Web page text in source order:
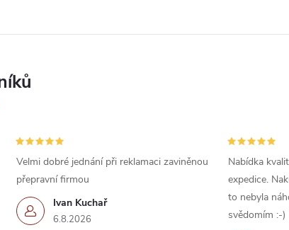
Ivan Kuchař
6.8.2026
Velmi dobré jednání při reklamaci zaviněnou
přepravní firmou
Nabídka
expedice.
to nebyla
svědomím :-)